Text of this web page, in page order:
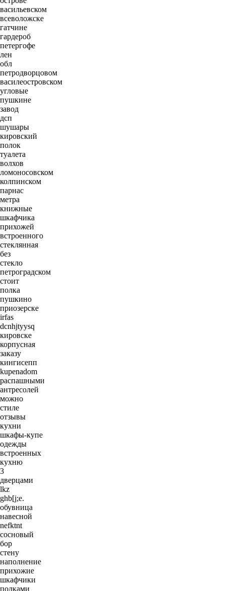
васильевском
всеволожске
гатчине
гардероб
петергофе
лен
обл
петродворцовом
василеостровском
угловые
пушкине
завод
дсп
шушары
кировский
полок
туалета
волхов
ломоносовском
колпинском
парнас
метра
книжные
шкафчика
прихожей
встроенного
стеклянная
без
стекло
петроградском
стоит
полка
пушкино
приозерске
irfas
dcnhjtyysq
кировске
корпусная
заказу
кингисепп
kupenadom
распашными
антресолей
можно
стиле
отзывы
кухни
шкафы-купе
одежды
встроенных
кухню
3
дверцами
lkz
ghb[j;e.
обувница
навесной
nefktnt
сосновый
бор
стену
наполнение
прихожие
шкафчики
полками